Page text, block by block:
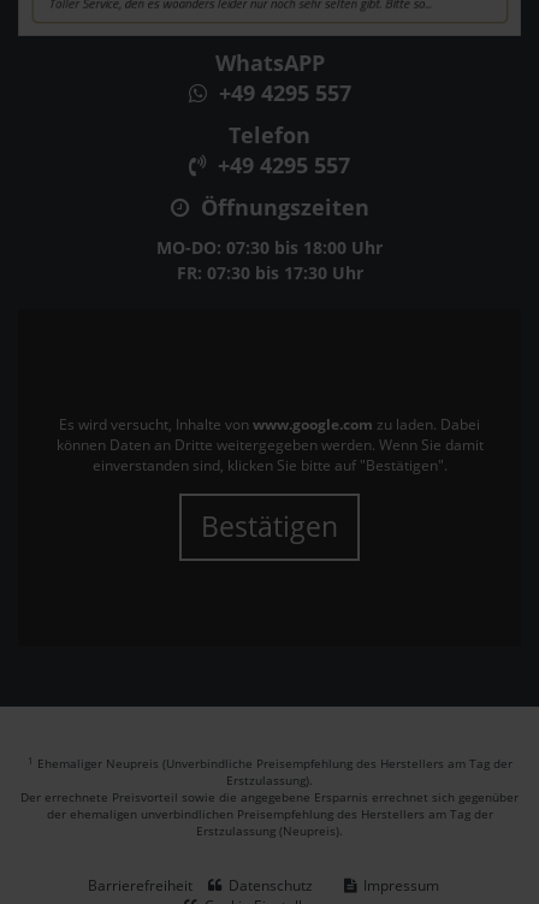
WhatsAPP
+49 4295 557
Telefon
+49 4295 557
Öffnungszeiten
MO-DO: 07:30 bis 18:00 Uhr
FR: 07:30 bis 17:30 Uhr
Es wird versucht, Inhalte von www.google.com zu laden. Dabei
können Daten an Dritte weitergegeben werden. Wenn Sie damit
einverstanden sind, klicken Sie bitte auf "Bestätigen".
Bestätigen
1 Ehemaliger Neupreis (Unverbindliche Preisempfehlung des Herstellers am Tag der
Erstzulassung).
Der errechnete Preisvorteil sowie die angegebene Ersparnis errechnet sich gegenüber
der ehemaligen unverbindlichen Preisempfehlung des Herstellers am Tag der
Erstzulassung (Neupreis).
Barrierefreiheit Datenschutz
Impressum